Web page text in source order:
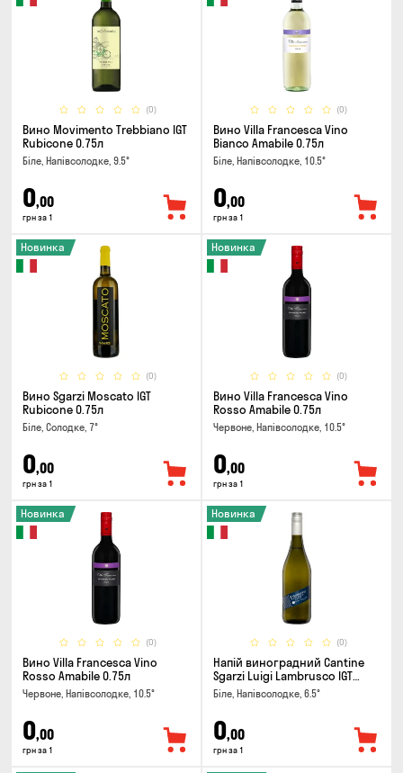
(0)
Вино Movimento Trebbiano IGT
Rubicone 0.75л
Біле, Напівсолодке, 9.5°
0,00
грн за 1
(0)
Вино Villa Francesca Vino
Bianco Amabile 0.75л
Біле, Напівсолодке, 10.5°
0,00
грн за 1
(0)
Новинка
Вино Sgarzi Moscato IGT
Rubicone 0.75л
Біле, Солодке, 7°
0,00
грн за 1
(0)
Новинка
Вино Villa Francesca Vino
Rosso Amabile 0.75л
Червоне, Напівсолодке, 10.5°
0,00
грн за 1
(0)
Новинка
Вино Villa Francesca Vino
Rosso Amabile 0.75л
Червоне, Напівсолодке, 10.5°
0,00
грн за 1
(0)
Новинка
Напій виноградний Cantine
Sgarzi Luigi Lambrusco IGT
Emilia Bianca Frizziante 0.75л
Біле, Напівсолодке, 6.5°
0,00
грн за 1